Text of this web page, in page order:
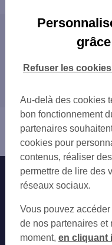
Les agences SG en
MARSEILLE
TOULOUSE
NICE
NANTES
STRASBOURG
MONTPELLIER
BORDEAUX
LILLE
REIMS
LE HAVRE
SAINT-ETIENNE
Vous êtes ici : Accueil
Trouver une agence
Nos
Au-delà des cookies
bon fonctionnement
partenaires
cookies pour
contenus, réaliser
permettre de lire des
réseaux sociaux.
Vous pouvez
de nos partenaires et
moment, en cliquant
Refuser les